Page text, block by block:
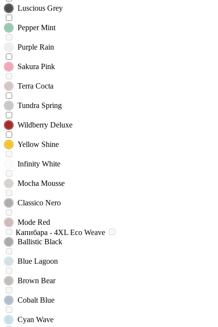
Luscious Grey
Pepper Mint
Purple Rain
Sakura Pink
Terra Cocta
Tundra Spring
Wildberry Deluxe
Yellow Shine
Infinity White
Mocha Mousse
Classico Nero
Mode Red
Капибара - 4XL Eco Weave
Ballistic Black
Blue Lagoon
Brown Bear
Cobalt Blue
Cyan Wave